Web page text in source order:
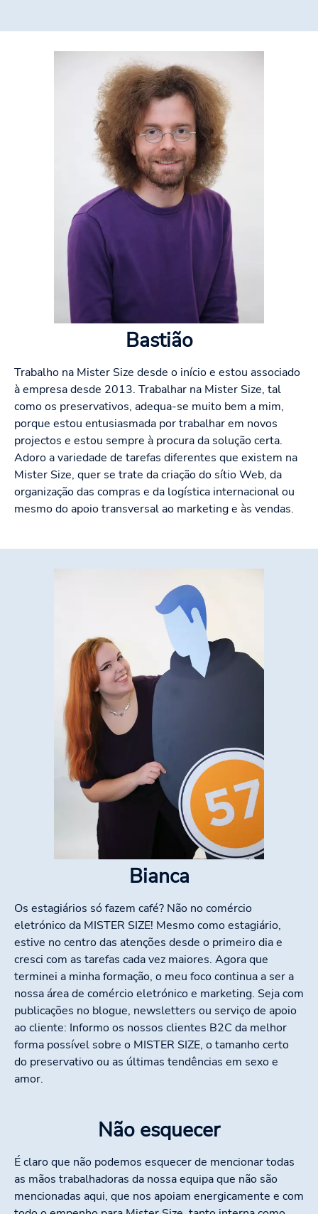
Bastião
Trabalho na Mister Size desde o início e estou associado
à empresa desde 2013. Trabalhar na Mister Size, tal
como os preservativos, adequa-se muito bem a mim,
porque estou entusiasmada por trabalhar em novos
projectos e estou sempre à procura da solução certa.
Adoro a variedade de tarefas diferentes que existem na
Mister Size, quer se trate da criação do sítio Web, da
organização das compras e da logística internacional ou
mesmo do apoio transversal ao marketing e às vendas.
Bianca
Os estagiários só fazem café? Não no comércio
eletrónico da MISTER SIZE! Mesmo como estagiário,
estive no centro das atenções desde o primeiro dia e
cresci com as tarefas cada vez maiores. Agora que
terminei a minha formação, o meu foco continua a ser a
nossa área de comércio eletrónico e marketing. Seja com
publicações no blogue, newsletters ou serviço de apoio
ao cliente: Informo os nossos clientes B2C da melhor
forma possível sobre o MISTER SIZE, o tamanho certo
do preservativo ou as últimas tendências em sexo e
amor.
Não esquecer
É claro que não podemos esquecer de mencionar todas
as mãos trabalhadoras da nossa equipa que não são
mencionadas aqui, que nos apoiam energicamente e com